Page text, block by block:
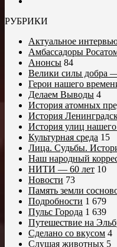
РУБРИКИ
Актуальное
Амбассадоры
Анонсы 84
Велики силы добра
Герои нашего
Делаем Выводы 4
История атомных
История
История улиц нашего
Культурная среда 15
Лица. Судьбы.
Наш народный
НИТИ — 60 лет 10
Новости 73
Память земли
Подробности 1 679
Пульс Города 1 639
Путешествие на
Сделано со вкусом 4
Слушая животных 5